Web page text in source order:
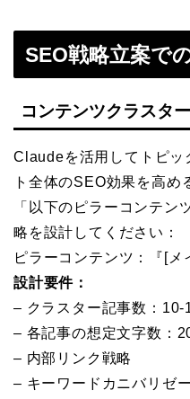
SEO戦略立案で
コンテンツクラスタ
Claudeを活用してトピッ
ト全体のSEO効果を高め
「以下のピラーコンテン
略を設計してください：
ピラーコンテンツ：『[メ
設計要件：
– クラスター記事数：10-
– 各記事の想定文字数：
– 内部リンク戦略
– キーワードカニバリゼ